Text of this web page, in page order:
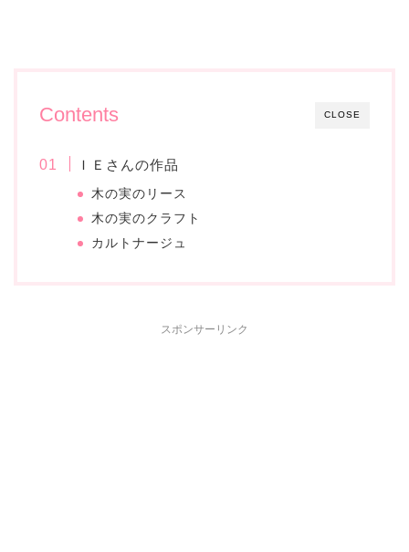
CLOSE
Contents
ＩＥさんの作品
木の実のリース
木の実のクラフト
カルトナージュ
スポンサーリンク